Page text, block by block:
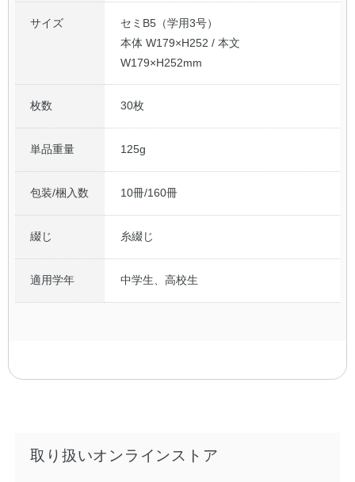
サイズ
セミB5（学用3号）
本体 W179×H252 / 本文
W179×H252mm
枚数 30枚
単品重量 125g
包装/梱入数 10冊/160冊
綴じ 糸綴じ
適用学年 中学生、高校生
取り扱いオンラインストア